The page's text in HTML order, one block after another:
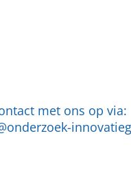
met ons op via: